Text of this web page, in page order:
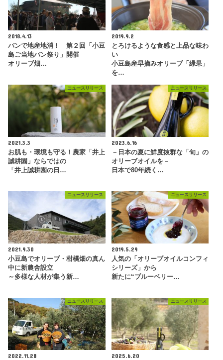
2018.4.13
パンで地産地消！ 第２回「小豆
島ご当地パン祭り」開催
オリーブ畑…
2019.9.2
とろけるような食感と上品な味わ
い
小豆島産早摘みオリーブ「緑果」
を…
ニュースリリース
2021.3.3
お肌も・環境も守る！農家「井上
誠耕園」ならではの
「井上誠耕園の日…
ニュースリリース
2023.6.16
－日本の夏に鮮度抜群な「旬」の
オリーブオイルを－
日本で80年続く…
ニュースリリース
2021.9.30
小豆島でオリーブ・柑橘畑の真ん
中に新農舎設立
～多様な人材が集う新…
ニュースリリース
2019.5.29
人気の「オリーブオイルコンフィ
シリーズ」から
新たに“ブルーベリー…
ニュースリリース
2022.11.28
ニュースリリース
2025.6.20